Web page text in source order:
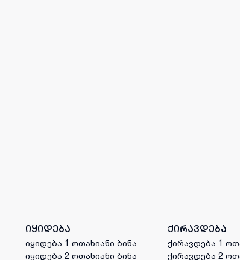
იყიდება
იყიდება 1 ოთახიანი ბინა
იყიდება 2 ოთახიანი ბინა
ქირავდება
ქირავდება 1
ქირავდება 2